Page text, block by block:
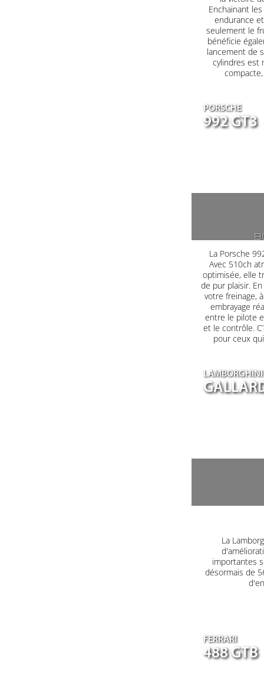
Enchainant
endurance
seulement le
bénéficie
lancement de
cylindres est
PORSCHE
992 GT3
La Porsche
Avec 510ch
optimisée, elle
de pur plaisir.
votre freinage,
embrayage
entre le pilote
et le contrôle.
pour ceux
LAMBORGHINI
La
importantes
désormais de
FERRARI
488 GTB